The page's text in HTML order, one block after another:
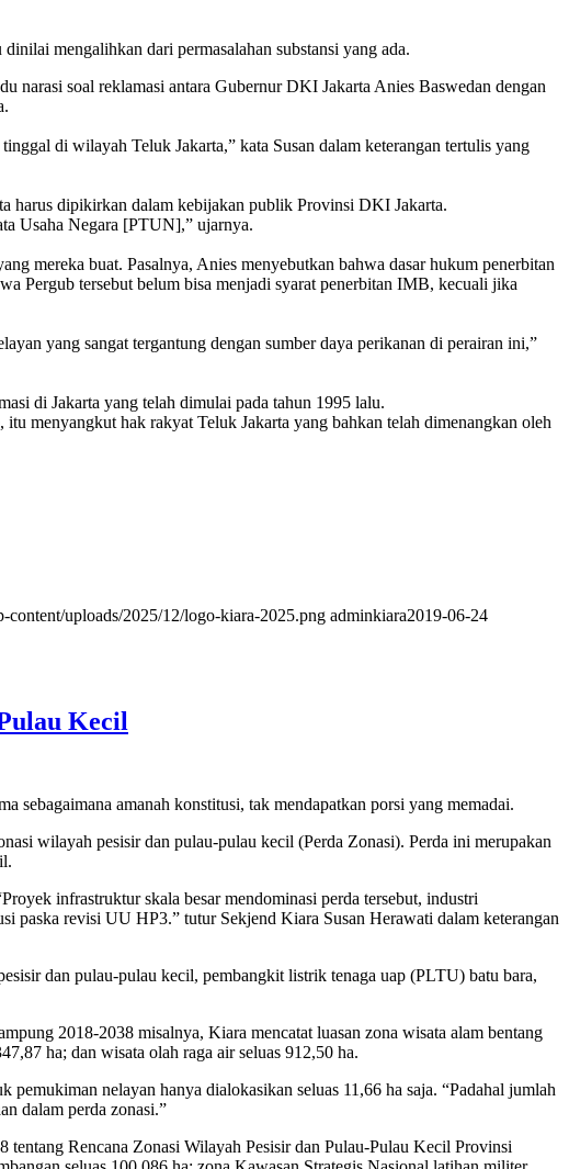
mengalihkan dari permasalahan substansi yang ada.
soal reklamasi antara Gubernur DKI Jakarta Anies Baswedan dengan
di wilayah Teluk Jakarta,” kata Susan dalam keterangan tertulis yang
harus dipikirkan dalam kebijakan publik Provinsi DKI Jakarta.
Usaha Negara [PTUN],” ujarnya.
mereka buat. Pasalnya, Anies menyebutkan bahwa dasar hukum penerbitan
Pergub tersebut belum bisa menjadi syarat penerbitan IMB, kecuali jika
yang sangat tergantung dengan sumber daya perikanan di perairan ini,”
di Jakarta yang telah dimulai pada tahun 1995 lalu.
menyangkut hak rakyat Teluk Jakarta yang bahkan telah dimenangkan oleh
uploads/2025/12/logo-kiara-2025.png adminkiara2019-06-24
Kecil
sebagaimana amanah konstitusi, tak mendapatkan porsi yang memadai.
wilayah pesisir dan pulau-pulau kecil (Perda Zonasi). Perda ini merupakan
infrastruktur skala besar mendominasi perda tersebut, industri
paska revisi UU HP3.” tutur Sekjend Kiara Susan Herawati dalam keterangan
dan pulau-pulau kecil, pembangkit listrik tenaga uap (PLTU) batu bara,
2018-2038 misalnya, Kiara mencatat luasan zona wisata alam bentang
ha; dan wisata olah raga air seluas 912,50 ha.
nelayan hanya dialokasikan seluas 11,66 ha saja. “Padahal jumlah
dalam perda zonasi.”
Rencana Zonasi Wilayah Pesisir dan Pulau-Pulau Kecil Provinsi